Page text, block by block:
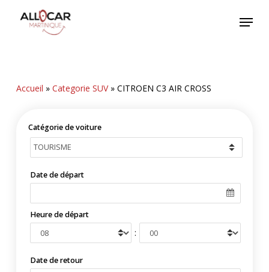
Menu
Accueil » Categorie SUV» CITROEN C3 AIR CROSS
Catégorie de voiture
Date de départ
Heure de départ
:
Date de retour